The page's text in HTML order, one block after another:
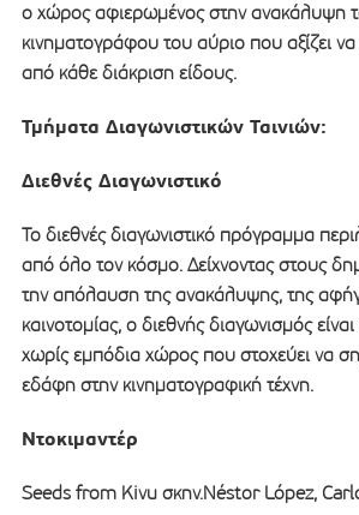
ο χώρος αφιερωμένος στην ανακάλυψη
κινηματογράφου του αύριο που αξίζει
από κάθε διάκριση είδους.
Τμήματα Διαγωνιστικών Ταινιών:
Διεθνές Διαγωνιστικό
Το διεθνές διαγωνιστικό πρόγραμμα
από όλο τον κόσμο. Δείχνοντας στους
την απόλαυση της ανακάλυψης, της
καινοτομίας, ο διεθνής διαγωνισμός
χωρίς εμπόδια χώρος που στοχεύει να
εδάφη στην κινηματογραφική τέχνη.
Ντοκιμαντέρ
Seeds from Kivu σκην.Néstor López,